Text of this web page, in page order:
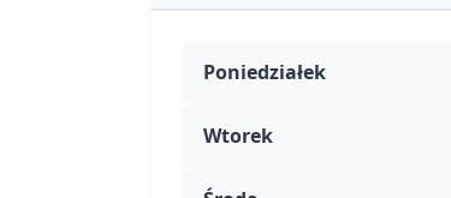
Poniedziałek
Wtorek